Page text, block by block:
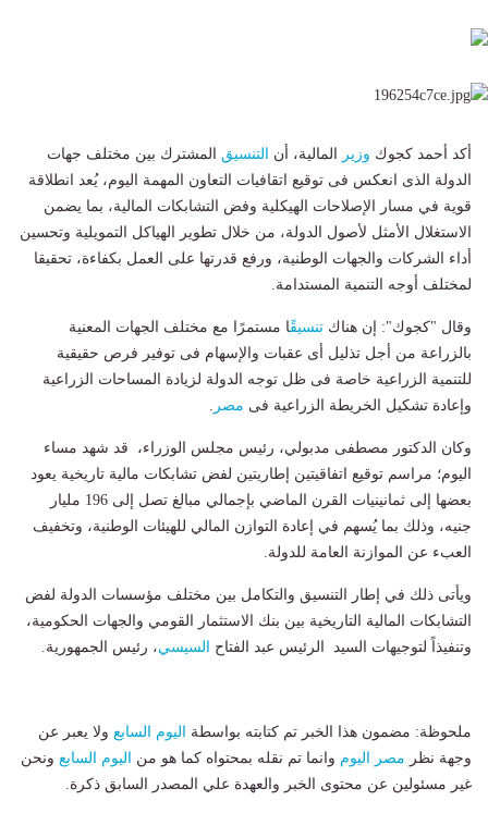
أكد أحمد كجوك وزير المالية، أن التنسيق المشترك بين مختلف جهات
الدولة الذى انعكس فى توقيع اتقافيات التعاون المهمة اليوم، يُعد انطلاقة
قوية في مسار الإصلاحات الهيكلية وفض التشابكات المالية، بما يضمن
الاستغلال الأمثل لأصول الدولة، من خلال تطوير الهياكل التمويلية وتحسين
أداء الشركات والجهات الوطنية، ورفع قدرتها على العمل بكفاءة، تحقيقا
لمختلف أوجه التنمية المستدامة.
وقال "كجوك": إن هناك تنسيقًا مستمرًا مع مختلف الجهات المعنية
بالزراعة من أجل تذليل أى عقبات والإسهام فى توفير فرص حقيقية
للتنمية الزراعية خاصة فى ظل توجه الدولة لزيادة المساحات الزراعية
وإعادة تشكيل الخريطة الزراعية فى مصر
وكان الدكتور مصطفى مدبولي، رئيس مجلس الوزراء، قد شهد مساء
اليوم؛ مراسم توقيع اتفاقيتين إطاريتين لفض تشابكات مالية تاريخية يعود
بعضها إلى ثمانينيات القرن الماضي بإجمالي مبالغ تصل إلى 196 مليار
جنيه، وذلك بما يُسهم في إعادة التوازن المالي للهيئات الوطنية، وتخفيف
العبء عن الموازنة العامة للدولة.
ويأتى ذلك في إطار التنسيق والتكامل بين مختلف مؤسسات الدولة لفض
التشابكات المالية التاريخية بين بنك الاستثمار القومي والجهات الحكومية،
وتنفيذاً لتوجيهات السيد الرئيس عبد الفتاح
السيسي، رئيس الجمهورية.
ملحوظة: مضمون هذا الخبر تم كتابته بواسطة اليوم السابع ولا يعبر عن
وجهة نظر مصر اليوم وانما تم نقله بمحتواه كما هو من اليوم السابع ونحن
غير مسئولين عن محتوى الخبر والعهدة علي المصدر السابق ذكرة.